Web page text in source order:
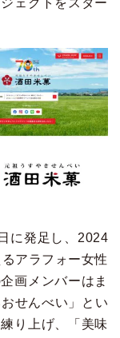
ェクトをスター
に発足し、2024
アラフォー女性
画メンバーはま
せんべい」とい
り上げ、「美味